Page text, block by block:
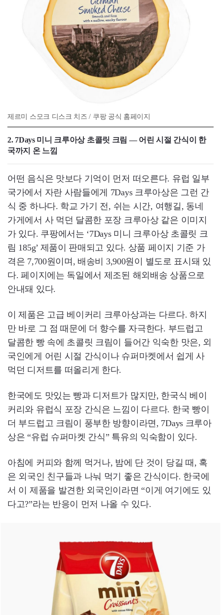
제르미 스모크 디스크 치즈 / 쿠팡 공식 홈페이지
2. 7Days 미니 크루아상 초콜릿 크림 — 어린 시절 간식이 한
국까지 온 느낌
어떤 음식은 맛보다 기억이 먼저 떠오른다. 유럽 일부
국가에서 자란 사람들에게 7Days 크루아상은 그런 간
식 중 하나다. 학교 가기 전, 쉬는 시간, 여행길, 동네
가게에서 사 먹던 달콤한 포장 크루아상 같은 이미지
가 있다. 쿠팡에서는 ‘7Days 미니 크루아상 초콜릿 크
림 185g’ 제품이 판매되고 있다. 상품 페이지 기준 가
격은 7,700원이며, 배송비 3,900원이 별도로 표시돼 있
다. 페이지에는 독일에서 제조된 해외배송 상품으로
안내돼 있다.
이 제품은 고급 베이커리 크루아상과는 다르다. 하지
만 바로 그 점 때문에 더 향수를 자극한다. 부드럽고
달콤한 빵 속에 초콜릿 크림이 들어간 익숙한 맛은, 외
국인에게 어린 시절 간식이나 슈퍼마켓에서 쉽게 사
먹던 디저트를 떠올리게 한다.
한국에도 맛있는 빵과 디저트가 많지만, 한국식 베이
커리와 유럽식 포장 간식은 느낌이 다르다. 한국 빵이
더 부드럽고 크림이 풍부한 방향이라면, 7Days 크루아
상은 “유럽 슈퍼마켓 간식” 특유의 익숙함이 있다.
아침에 커피와 함께 먹거나, 밤에 단 것이 당길 때, 혹
은 외국인 친구들과 나눠 먹기 좋은 간식이다. 한국에
서 이 제품을 발견한 외국인이라면 “이게 여기에도 있
다고?”라는 반응이 먼저 나올 수 있다.